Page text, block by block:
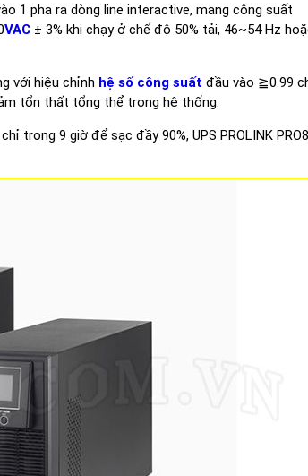
1 pha ra dòng line interactive, mang công suất
VAC ± 3% khi chạy ở chế độ 50% tải, 46~54 Hz
với hiệu chỉnh hệ số công suất đầu vào ≧0.99
tổn thất tổng thể trong hệ thống.
trong 9 giờ để sạc đầy 90%, UPS PROLINK